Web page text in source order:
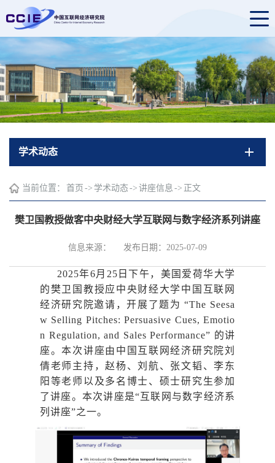
学术动态
当前位置： 首页 -> 学术动态-> 讲座信息 -> 正文
樊卫国教授做客中央财经大学互联网与数字经济系列讲座
信息来源： 发布日期：2025-07-09
2025年6月25日下午，美国爱荷华大学
的樊卫国教授应中央财经大学中国互联网
经济研究院邀请，开展了题为 “The Seesa
w Selling Pitches: Persuasive Cues, Emotio
n Regulation, and Sales Performance” 的讲
座。本次讲座由中国互联网经济研究院刘
倩老师主持，赵杨、刘航、张文韬、李东
阳等老师以及多名博士、硕士研究生参加
了讲座。本次讲座是“互联网与数字经济系
列讲座”之一。